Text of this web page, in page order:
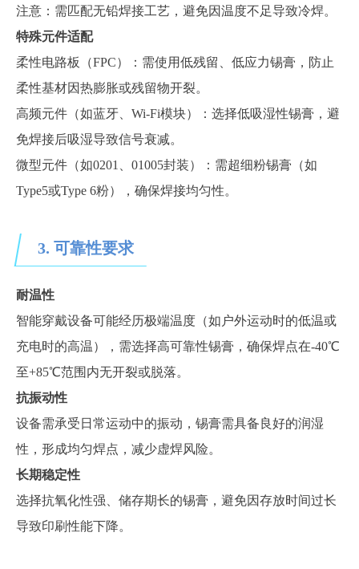
注意：需匹配无铅焊接工艺，避免因温度不足导致冷焊。
特殊元件适配
柔性电路板（FPC）：需使用低残留、低应力锡膏，防止
柔性基材因热膨胀或残留物开裂。
高频元件（如蓝牙、 Wi-Fi模块）：选择低吸湿性锡膏，避
免焊接后吸湿导致信号衰减。
微型元件（如0201、01005封装）：需超细粉锡膏（如
Type5或Type 6粉），确保焊接均匀性。
3. 可靠性要求
耐温性
智能穿戴设备可能经历极端温度（如户外运动时的低温或
充电时的高温），需选择高可靠性锡膏，确保焊点在-40℃
至+85℃范围内无开裂或脱落。
抗振动性
设备需承受日常运动中的振动，锡膏需具备良好的润湿
性，形成均匀焊点，减少虚焊风险。
长期稳定性
选择抗氧化性强、储存期长的锡膏，避免因存放时间过长
导致印刷性能下降。